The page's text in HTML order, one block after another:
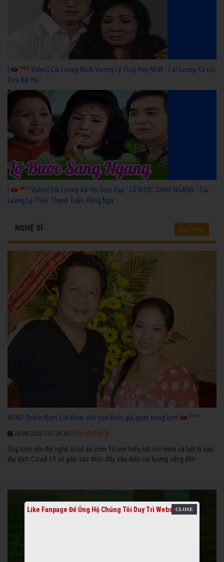
6688 Video] Cải Lương Minh Vương Lệ Thuỷ Hay Nhất - Cải Lương Xã Hội
Xưa Bất Hủ
6976 Video] Cải Lương Xã Hội Siêu Hay " LỠ BƯỚC SANG NGANG " Cải
Lương Lệ Thuỷ, Thanh Tuấn, Hồng Nga
NGHỆ SĨ Đọc thêm
NSND Thanh Nam: Lời khen, chê của khán giả quan trọng lắm! 3599
28/06/2022 7:01:24 SA
Ông luôn nói đời nghệ sĩ có ăn cơm Tổ mới hiểu hết nỗi niềm và tiết lộ sau
đại dịch Covid-19 sẽ góp sức thúc đẩy sàn diễn cải lương sáng đèn
Xem chi tiết
Like Fanpage Để Ủng Hộ Chúng Tôi Duy Trì Website